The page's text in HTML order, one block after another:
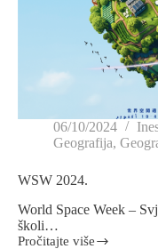
06/10/2024
Geografija,
WSW 2024.
World Space Week –
školi…
Pročitajte više